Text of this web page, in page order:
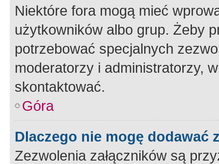
Niektóre fora mogą mieć
użytkowników albo grup. Żeby
potrzebować specjalnych
moderatorzy i administratorzy,
skontaktować.
Góra
Dlaczego nie mogę dodawać
Zezwolenia załączników są